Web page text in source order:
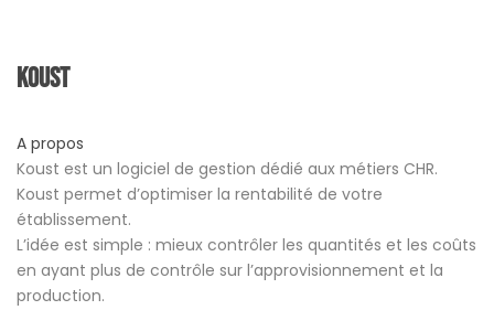
Koust
A propos
Koust est un logiciel de gestion dédié aux métiers CHR.
Koust permet d’optimiser la rentabilité de votre
établissement.
L’idée est simple : mieux contrôler les quantités et les coûts
en ayant plus de contrôle sur l’approvisionnement et la
production.